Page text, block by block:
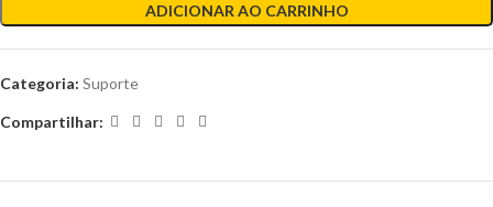
ADICIONAR AO CARRINHO
Categoria: Suporte
Compartilhar: